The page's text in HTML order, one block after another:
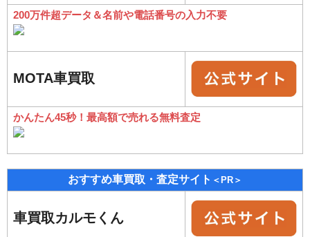
200万件超データ＆名前や電話番号の入力不要
MOTA車買取
かんたん45秒！最高額で売れる無料査定
おすすめ車買取・査定サイト ＜PR＞
車買取カルモくん